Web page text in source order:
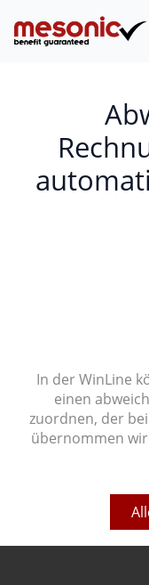
In der WinLine
einen
zuordnen, der
übernommen